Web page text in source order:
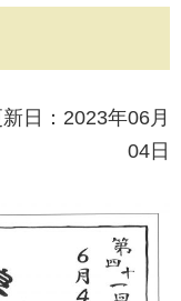
日：2023年06月
04日